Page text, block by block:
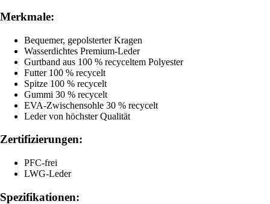
Merkmale:
Bequemer, gepolsterter Kragen
Wasserdichtes Premium-Leder
Gurtband aus 100 % recyceltem Polyester
Futter 100 % recycelt
Spitze 100 % recycelt
Gummi 30 % recycelt
EVA-Zwischensohle 30 % recycelt
Leder von höchster Qualität
Zertifizierungen:
PFC-frei
LWG-Leder
Spezifikationen: